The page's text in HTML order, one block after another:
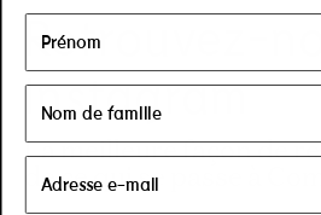
Retrouvez-
Instagram
La meilleure façon de
de ce qui se passe à